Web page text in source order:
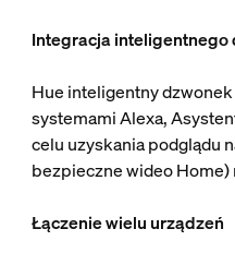
Integracja inteligentnego
Hue inteligentny
systemami Alexa,
celu uzyskania podglądu
bezpieczne wideo Home)
Łączenie wielu urządzeń